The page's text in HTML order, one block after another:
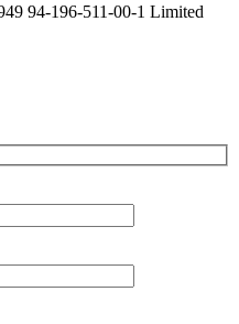
94-196-511-00-1 Limited